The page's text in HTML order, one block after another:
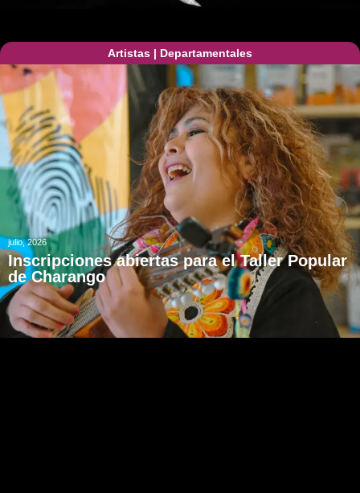
Artistas | Departamentales
julio, 2026
Inscripciones abiertas para el Taller Popular
de Charango